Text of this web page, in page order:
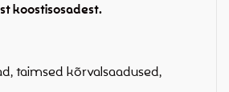
koostisosadest.
taimsed kõrvalsaadused,